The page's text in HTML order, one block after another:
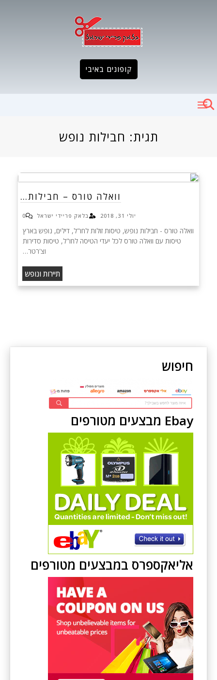
קופונים באיבי
תגית: חבילות נופש
וואלה טורס – חבילות…
יולי 31, 2018 בלאק פריידי ישראל 0
וואלה טורס - חבילות נופש, טיסות זולות לחו"ל, דילים, נופש בארץ
טיסות עם וואלה טורס לכל יעדי הטיסה לחו"ל, טיסות סדירות
וצ'רטר…
תיירות ונופש
חיפוש
Ebay מבצעים מטורפים
אליאקספרס במבצעים מטורפים